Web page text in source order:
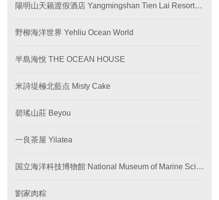
陽明山天籟渡假酒店 Yangmingshan Tien Lai Resort &
野柳海洋世界 Yehliu Ocean World
半島海悅 THE OCEAN HOUSE
米詩堤極北藍点 Misty Cake
碧瑤山莊 Beyou
一良茶屋 Yilatea
国立海洋科技博物館 National Museum of Marine Scie
劉家肉粽